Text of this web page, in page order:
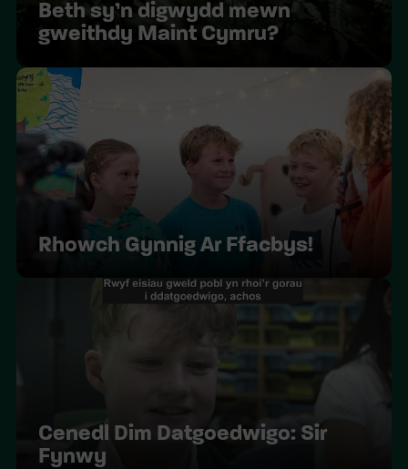
Beth sy’n digwydd mewn
gweithdy Maint Cymru?
Rhowch Gynnig Ar Ffacbys!
Cenedl Dim Datgoedwigo: Sir
Fynwy